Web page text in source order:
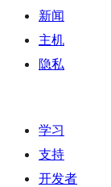
新闻
主机
隐私
学习
支持
开发者